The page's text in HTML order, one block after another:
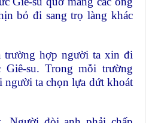
bỏ đi sang trọ làng khác
trường hợp người ta xin đi
su. Trong mỗi trường
ta chọn lựa dứt khoát